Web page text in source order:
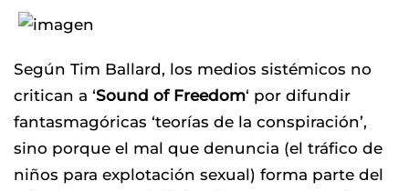
Según Tim Ballard, los medios sistémicos no
critican a ‘Sound of Freedom‘ por difundir
fantasmagóricas ‘teorías de la conspiración’,
sino porque el mal que denuncia (el tráfico de
niños para explotación sexual) forma parte del